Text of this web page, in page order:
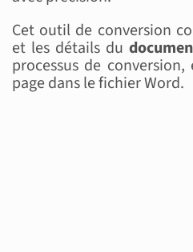
Cet outil de conversion
et les détails du
processus de
page dans le fichier Word.